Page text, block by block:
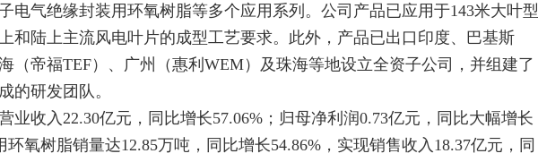
电气绝缘封装用环氧树脂等多个应用系列。公司产品已应用于143米大叶型
和陆上主流风电叶片的成型工艺要求。此外，产品已出口印度、巴基斯
（帝福TEF）、广州（惠利WEM）及珠海等地设立全资子公司，并组建了
的研发团队。
收入22.30亿元，同比增长57.06%；归母净利润0.73亿元，同比大幅增长
氧树脂销量达12.85万吨，同比增长54.86%，实现销售收入18.37亿元，同